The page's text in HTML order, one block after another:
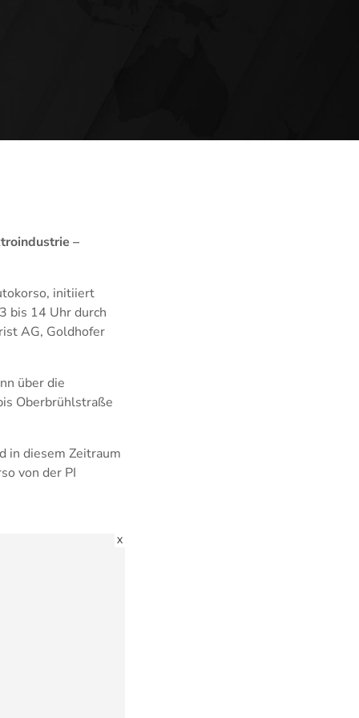
–
initiiert
bis 14 Uhr durch
AG, Goldhofer
über die
Oberbrühlstraße
in diesem Zeitraum
von der PI
X